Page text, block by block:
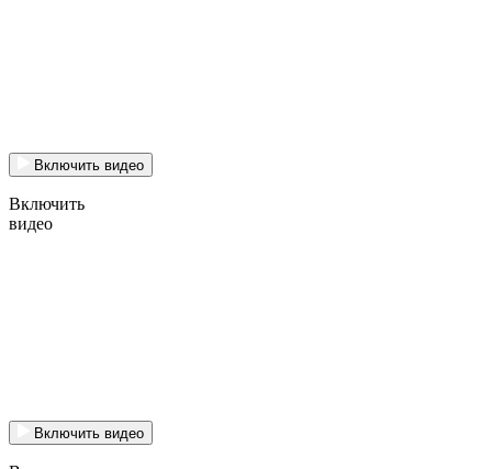
Включить видео
Включить
видео
Включить видео